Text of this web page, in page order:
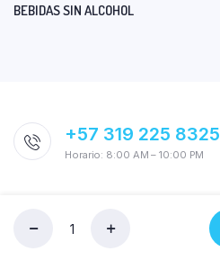
BEBIDAS SIN ALCOHOL
+57 319 225 8325
Horario: 8:00 AM – 10:00 PM